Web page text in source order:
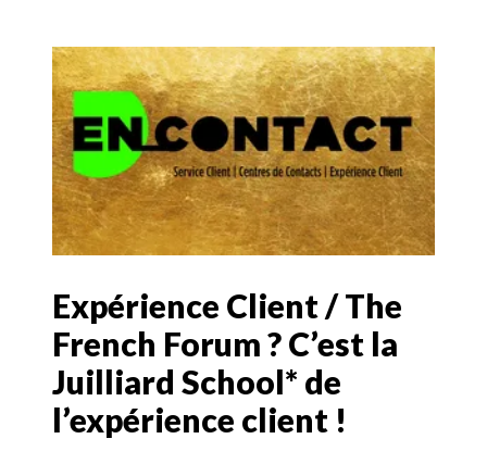
Expérience Client / The
French Forum ? C’est la
Juilliard School* de
l’expérience client !